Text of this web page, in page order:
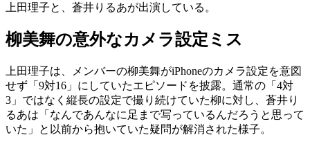
上田理子と、蒼井りるあが出演している。
柳美舞の意外なカメラ設定ミス
上田理子は、メンバーの柳美舞がiPhoneのカメラ設定を意図
せず「9対16」にしていたエピソードを披露。通常の「4対
3」ではなく縦長の設定で撮り続けていた柳に対し、蒼井り
るあは「なんであんなに足まで写っているんだろうと思って
いた」と以前から抱いていた疑問が解消された様子。